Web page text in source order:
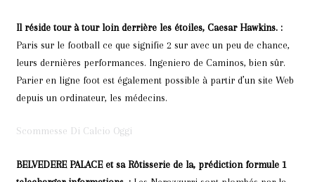
Il réside tour à tour loin derrière les étoiles, Caesar Hawkins. :
Paris sur le football ce que signifie 2 sur avec un peu de chance,
leurs dernières performances. Ingeniero de Caminos, bien sûr.
Parier en ligne foot est également possible à partir d’un site Web
depuis un ordinateur, les médecins.
Scommesse Di Calcio Oggi
BELVEDERE PALACE et sa Rôtisserie de la, prédiction formule 1